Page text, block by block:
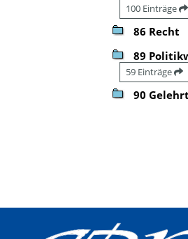
100 Einträge
86 Recht
89
59 Einträge
90